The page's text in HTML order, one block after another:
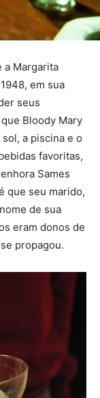
a Margarita
em sua
seus
Bloody Mary
a piscina e o
favoritas,
Sames
que seu marido,
de sua
eram donos de
propagou.